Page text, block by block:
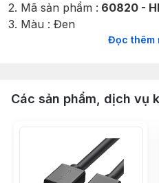
2. Mã sản phẩm : 60820 -
3. Màu : Đen
1.5M
6. Hỗ trợ âm thanh cao
Master Audio ™
7. Hỗ trợ công nghệ
chép âm thanh, video, hình
8. Hỗ trợ độ phân giải
có độ nét vượt trội
Đọc thêm
Các sản phẩm, dịch vụ